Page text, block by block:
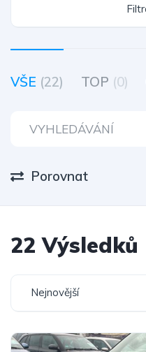
VŠE (22) TOP (0)
Porovnat
22 Výsledků
Nejnovější